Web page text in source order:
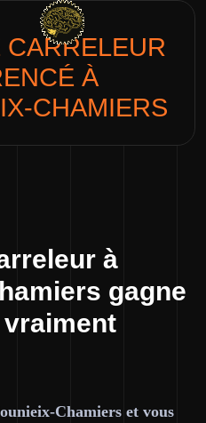
CARRELEUR
À
CHAMIERS
à
gagne
Chamiers et vous